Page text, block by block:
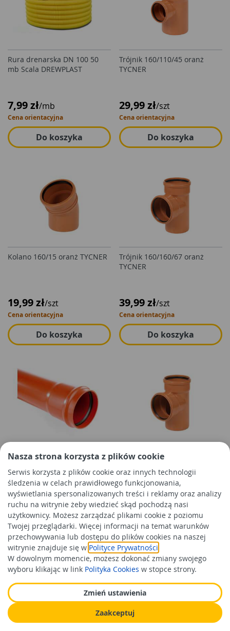
Nasza strona korzysta z plików cookie
Serwis korzysta z plików cookie oraz innych technologii
śledzenia w celach prawidłowego funkcjonowania,
wyświetlania spersonalizowanych treści i reklamy oraz analizy
ruchu na witrynie żeby wiedzieć skąd pochodzą nasi
użytkownicy. Możesz zarządzać plikami cookie z poziomu
Twojej przeglądarki. Więcej informacji na temat warunków
przechowywania lub dostępu do plików cookies na naszej
witrynie znajduje się w Polityce Prywatności
W dowolnym momencie, możesz dokonać zmiany swojego
wyboru klikając w link Polityka Cookies w stopce strony.
Zmień ustawienia
Zaakceptuj
Rura drenarska DN 100 50
mb Scala DREWPLAST
7,99 zł/mb
Cena orientacyjna
Do koszyka
Trójnik 160/110/45 oranż
TYCNER
29,99 zł/szt
Cena orientacyjna
Do koszyka
Kolano 160/15 oranż TYCNER
19,99 zł/szt
Cena orientacyjna
Do koszyka
Trójnik 160/160/67 oranż
TYCNER
39,99 zł/szt
Cena orientacyjna
Do koszyka
Rura kanalizacyjna KZ PVC
110/3.2/1 SN4 coex PIPELIFE
29,99 zł/szt
Cena orientacyjna
Do koszyka
Trójnik 160/160/45 oranż
43,99 zł/szt
Cena orientacyjna
Do koszyka